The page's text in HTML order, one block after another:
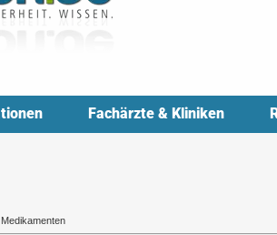
Fachärzte & Kliniken